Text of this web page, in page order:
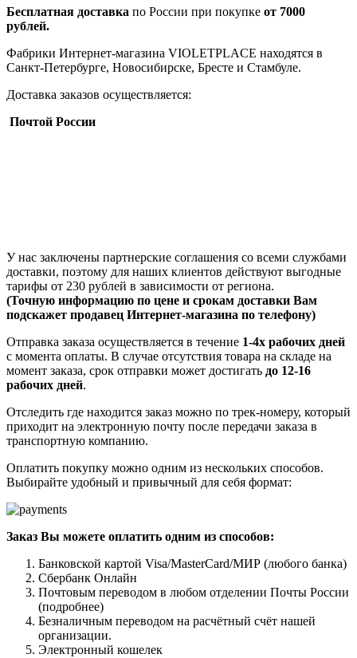
Бесплатная доставка по России при покупке от 7000
рублей.
Фабрики Интернет-магазина VIOLETPLACE находятся в
Санкт-Петербурге, Новосибирске, Бресте и Стамбуле.
Доставка заказов осуществляется:
Почтой России
У нас заключены партнерские соглашения со всеми службами
доставки, поэтому для наших клиентов действуют выгодные
тарифы от 230 рублей в зависимости от региона.
(Точную информацию по цене и срокам доставки Вам
подскажет продавец Интернет-магазина по телефону)
Отправка заказа осуществляется в течение 1-4х рабочих дней
с момента оплаты. В случае отсутствия товара на складе на
момент заказа, срок отправки может достигать до 12-16
рабочих дней.
Отследить где находится заказ можно по трек-номеру, который
приходит на электронную почту после передачи заказа в
транспортную компанию.
Оплатить покупку можно одним из нескольких способов.
Выбирайте удобный и привычный для себя формат:
Заказ Вы можете оплатить одним из способов:
Банковской картой Visa/MasterCard/МИР (любого банка)
Сбербанк Онлайн
Почтовым переводом в любом отделении Почты России
(подробнее)
Безналичным переводом на расчётный счёт нашей
организации.
Электронный кошелек